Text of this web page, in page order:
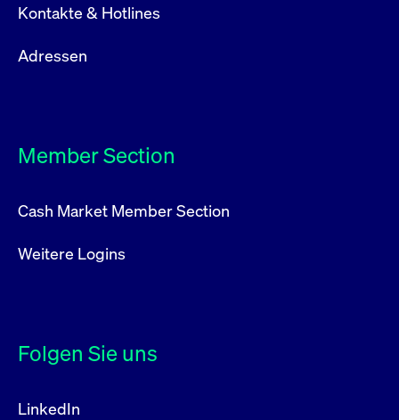
Kontakte & Hotlines
Adressen
Member Section
Cash Market Member Section
Weitere Logins
Folgen Sie uns
LinkedIn